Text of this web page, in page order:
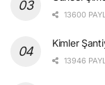
13600
Kimler
13946